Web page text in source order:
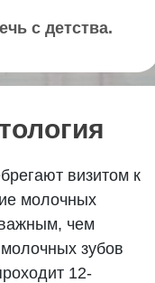
с детства.
визитом к
молочных
чем
зубов
12-